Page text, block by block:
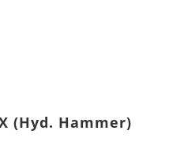
(Hyd. Hammer)